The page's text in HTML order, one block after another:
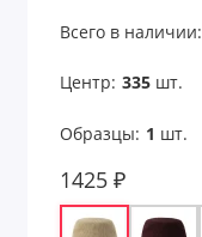
Всего в наличии:
Центр: 335шт.
Образцы: 1 шт.
1425 ₽